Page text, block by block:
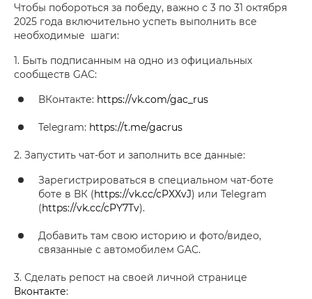
Чтобы побороться за победу, важно с 3 по 31 октября
2025 года включительно успеть выполнить все
необходимые шаги:
1. Быть подписанным на одно из официальных
сообществ GAC:
ВКонтакте: https://vk.com/gac_rus
Telegram: https://t.me/gacrus
2. Запустить чат-бот и заполнить все данные:
Зарегистрироваться в специальном чат-боте
боте в ВК (https://vk.cc/cPXXvJ) или Telegram
(https://vk.cc/cPY7Tv).
Добавить там свою историю и фото/видео,
связанные с автомобилем GAC.
3. Сделать репост на своей личной странице
Вконтакте: